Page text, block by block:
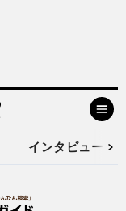
インタビュー